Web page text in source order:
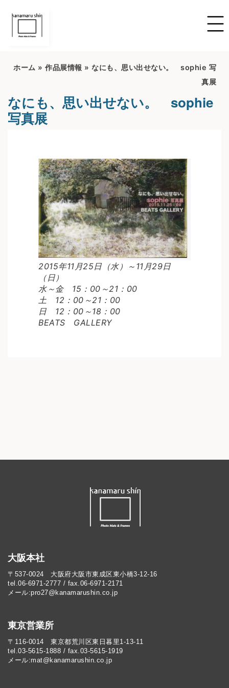
ホーム » 作品展情報 » なにも、思い出せない。 sophie 写
真展
なにも、思い出せない。 sophie
写真展
2015年11月25日（水）～11月29日
（日）
水～金 15：00～21：00
土 12：00～21：00
日 12：00～18：00
BEATS GALLERY
大阪本社
〒537-0024 大阪府大阪市東成区東小橋3-12-16
tel.06-6971-2777 / fax.06-6971-2171
メール:pro27@kanamarushin.co.jp​
東京営業所
〒116-0014 東京都荒川区東日暮里1-13-11
tel.03-5615-1888 / fax.03-5615-1919
メール:mat@kanamarushin.co.jp